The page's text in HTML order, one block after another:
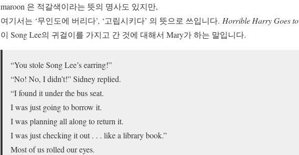
maroon 은 적갈색이라는 뜻의 명사도 있지만,
여기서는 ‘무인도에 버리다’, ‘고립시키다’ 의 뜻으로 쓰입니다. Horrible Harry Goes to
이 Song Lee의 귀걸이를 가지고 간 것에 대해서 Mary가 하는 말입니다.
“You stole Song Lee’s earring!”
“No! No, I didn’t!” Sidney replied.
“I found it under the bus seat.
I was just going to borrow it.
I was planning all along to return it.
I was just checking it out . . . like a library book.”
Most of us rolled our eyes.